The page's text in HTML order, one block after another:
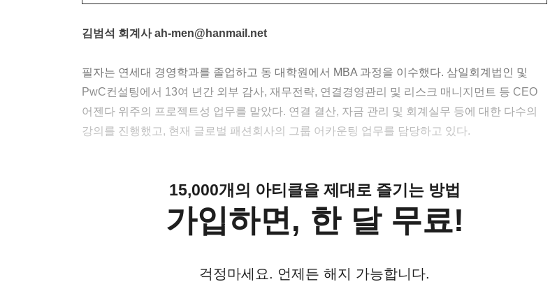
김범석 회계사 ah-men@hanmail.net
필자는 연세대 경영학과를 졸업하고 동 대학원에서 MBA 과정을 이수했다. 삼일회계법인 및
PwC컨설팅에서 13여 년간 외부 감사, 재무전략, 연결경영관리 및 리스크 매니지먼트 등 CEO
어젠다 위주의 프로젝트성 업무를 맡았다. 연결 결산, 자금 관리 및 회계실무 등에 대한 다수의
강의를 진행했고, 현재 글로벌 패션회사의 그룹 어카운팅 업무를 담당하고 있다.
15,000개의 아티클을 제대로 즐기는 방법
가입하면, 한 달 무료!
걱정마세요. 언제든 해지 가능합니다.